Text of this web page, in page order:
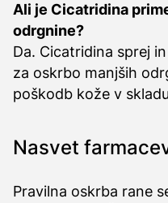
Ali je Cicatridina
odrgnine?
Da. Cicatridina sprej
za oskrbo manjših
poškodb kože v
Nasvet
Pravilna oskrba rane